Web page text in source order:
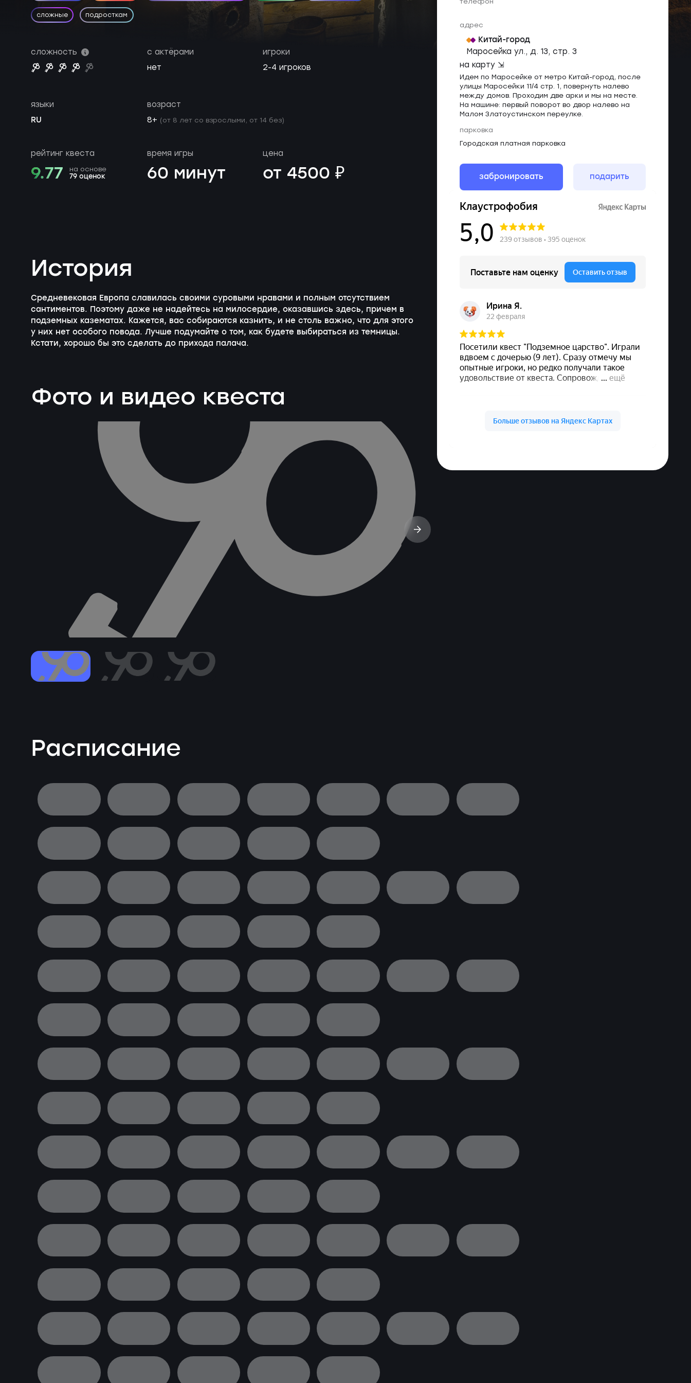
сложные подросткам
адрес
Китай-город
Маросейка ул., д. 13, cтр. 3
на карту ⇲
Идем по Маросейке от метро Китай-город, после
улицы Маросейки 11/4 стр. 1, повернуть налево
между домов. Проходим две арки и мы на месте.
На машине: первый поворот во двор налево на
Малом Златоустинском переулке.
парковка
Городская платная парковка
забронировать подарить
сложность
с актёрами
нет
игроки
2-4 игроков
языки
RU
возраст
8+ (от 8 лет со взрослыми, от 14 без)
рейтинг квеста
9.77 на основе
79 оценок
время игры
60 минут
цена
от 4500 ₽
История
Средневековая Европа славилась своими суровыми нравами и полным отсутствием
сантиментов. Поэтому даже не надейтесь на милосердие, оказавшись здесь, причем в
подземных казематах. Кажется, вас собираются казнить, и не столь важно, что для этого
у них нет особого повода. Лучше подумайте о том, как будете выбираться из темницы.
Кстати, хорошо бы это сделать до прихода палача.
Фото и видео квеста
Расписание